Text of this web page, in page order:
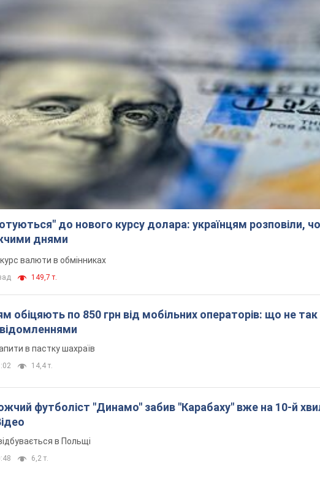
до нового курсу долара: українцям розповіли,
днями
валюти в обмінниках
149,7 т.
обіцяють по 850 грн від мобільних операторів: що не так
в пастку шахраїв
14,4 т.
футболіст "Динамо" забив "Карабаху" вже на 10-й
в Польщі
6,2 т.